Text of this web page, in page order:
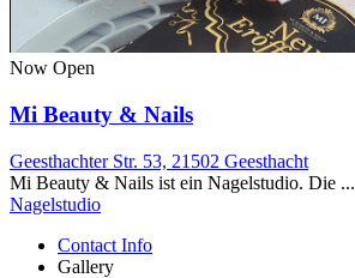
Now Open
Mi Beauty & Nails
Geesthachter Str. 53, 21502 Geesthacht
Mi Beauty & Nails ist ein Nagelstudio. Die ...
Nagelstudio
Contact Info
Gallery